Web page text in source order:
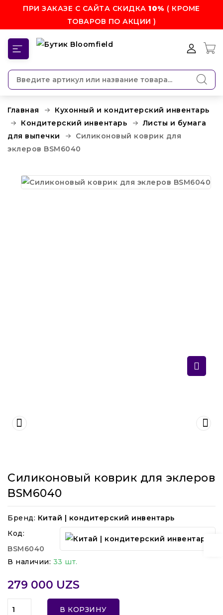
ПРИ ЗАКАЗЕ С САЙТА СКИДКА10% ( КРОМЕ
ТОВАРОВ ПО АКЦИИ )
Главная
Кухонный и кондитерский инвентарь
Кондитерский инвентарь
Листы и бумага
для выпечки
Силиконовый коврик для
эклеров BSM6040
Силиконовый коврик для эклеров
BSM6040
Бренд: Китай | кондитерский инвентарь
Код:
BSM6040
В наличии: 33 шт.
279 000 UZS
В КОРЗИНУ